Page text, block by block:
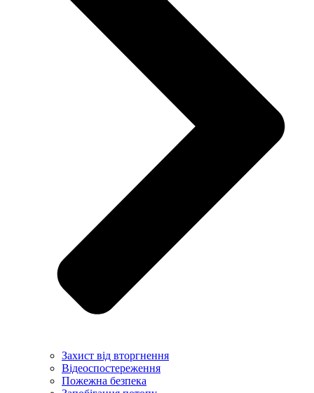
Захист від вторгнення
Відеоспостереження
Пожежна безпека